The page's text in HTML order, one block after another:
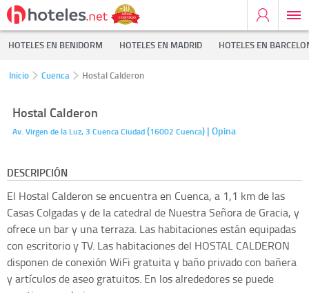
HOTELES EN BENIDORM HOTELES EN MADRID HOTELES EN
Inicio Cuenca Hostal Calderon
Hostal Calderon
Av. Virgen de la Luz, 3 Cuenca Ciudad(16002 Cuenca) | Opina
DESCRIPCIÓN
El Hostal Calderon se encuentra en Cuenca, a 1,1 km de las
Casas Colgadas y de la catedral de Nuestra Señora de Gracia, y
ofrece un bar y una terraza. Las habitaciones están equipadas
con escritorio y TV. Las habitaciones del HOSTAL CALDERON
disponen de conexión WiFi gratuita y baño privado con bañera
y artículos de aseo gratuitos. En los alrededores se puede